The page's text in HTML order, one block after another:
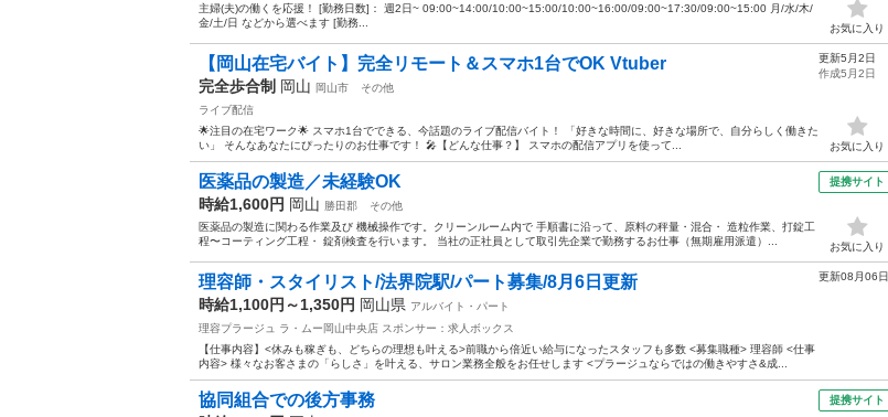
主婦(夫)の働くを応援！ [勤務日数]： 週2日~ 09:00~14:00/10:00~15:00/10:00~16:00/09:00~17:30/09:00~15:00 月/水/木/
金/土/日 などから選べます [勤務...
お気に入り
【岡山在宅バイト】完全リモート＆スマホ1台でOK Vtuber
完全歩合制 岡山 岡山市
その他
ライブ配信
🌟注目の在宅ワーク🌟 スマホ1台でできる、今話題のライブ配信バイト！ 「好きな時間に、好きな場所で、自分らしく働きた
い」 そんなあなたにぴったりのお仕事です！ 🎤【どんな仕事？】 スマホの配信アプリを使って...
更新5月2日
作成5月2日
お気に入り
医薬品の製造／未経験OK
時給1,600円 岡山 勝田郡
その他
医薬品の製造に関わる作業及び 機械操作です。クリーンルーム内で 手順書に沿って、原料の秤量・混合・ 造粒作業、打錠工
程〜コーティング工程・ 錠剤検査を行います。 当社の正社員として取引先企業で勤務するお仕事（無期雇用派遣）...
提携サイト
お気に入り
理容師・スタイリスト/法界院駅/パート募集/8月6日更新
時給1,100円～1,350円 岡山県 アルバイト・パート
理容プラージュ ラ・ムー岡山中央店 スポンサー：求人ボックス
【仕事内容】<休みも稼ぎも、どちらの理想も叶える>前職から倍近い給与になったスタッフも多数 <募集職種> 理容師 <仕事
内容> 様々なお客さまの「らしさ」を叶える、サロン業務全般をお任せします <プラージュならではの働きやすさ&成...
更新08月06日
協同組合での後方事務 提携サイト